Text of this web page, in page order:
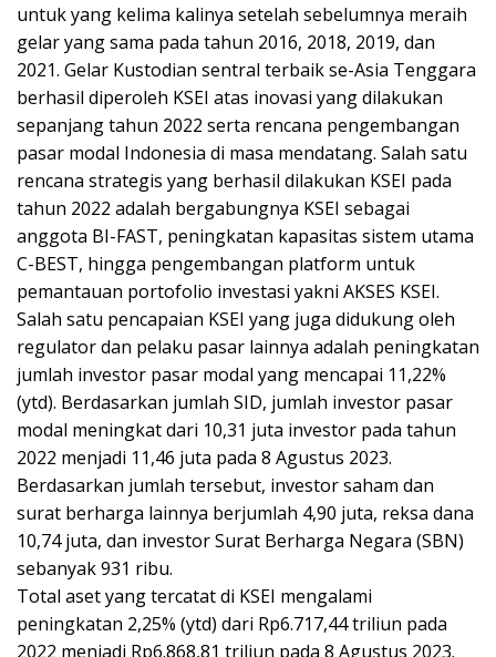
untuk yang kelima kalinya setelah sebelumnya meraih
gelar yang sama pada tahun 2016, 2018, 2019, dan
2021. Gelar Kustodian sentral terbaik se-Asia Tenggara
berhasil diperoleh KSEI atas inovasi yang dilakukan
sepanjang tahun 2022 serta rencana pengembangan
pasar modal Indonesia di masa mendatang. Salah satu
rencana strategis yang berhasil dilakukan KSEI pada
tahun 2022 adalah bergabungnya KSEI sebagai
anggota BI-FAST, peningkatan kapasitas sistem utama
C-BEST, hingga pengembangan platform untuk
pemantauan portofolio investasi yakni AKSES KSEI.
Salah satu pencapaian KSEI yang juga didukung oleh
regulator dan pelaku pasar lainnya adalah peningkatan
jumlah investor pasar modal yang mencapai 11,22%
(ytd). Berdasarkan jumlah SID, jumlah investor pasar
modal meningkat dari 10,31 juta investor pada tahun
2022 menjadi 11,46 juta pada 8 Agustus 2023.
Berdasarkan jumlah tersebut, investor saham dan
surat berharga lainnya berjumlah 4,90 juta, reksa dana
10,74 juta, dan investor Surat Berharga Negara (SBN)
sebanyak 931 ribu.
Total aset yang tercatat di KSEI mengalami
peningkatan 2,25% (ytd) dari Rp6.717,44 triliun pada
2022 menjadi Rp6.868,81 triliun pada 8 Agustus 2023.